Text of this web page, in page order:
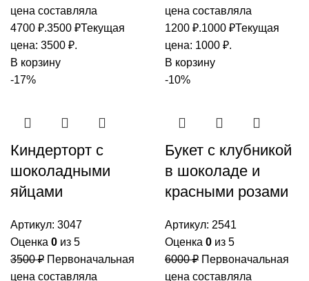
цена составляла
4700 ₽.3500 ₽Текущая
цена: 3500 ₽.
В корзину
цена составляла
1200 ₽.1000 ₽Текущая
цена: 1000 ₽.
В корзину
-17%
Киндерторт с
шоколадными
яйцами
Артикул: 3047
Оценка 0 из 5
3500₽ Первоначальная
цена составляла
-10%
Букет с клубникой
в шоколаде и
красными розами
Артикул: 2541
Оценка 0 из 5
6000₽ Первоначальная
цена составляла